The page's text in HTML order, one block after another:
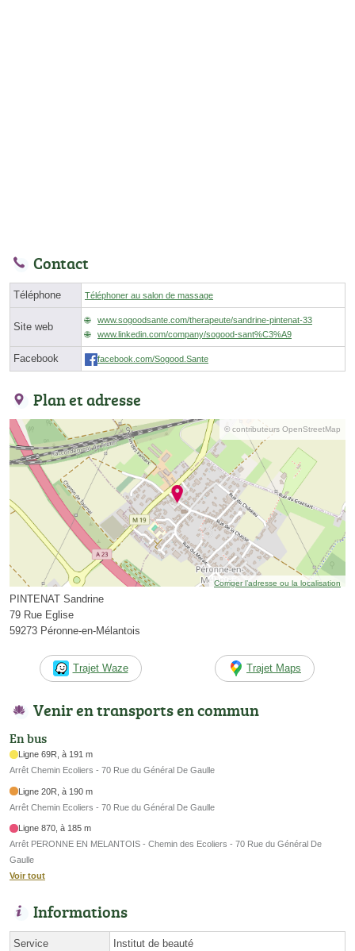
Contact
Téléphone Téléphoner au salon de massage
Site web
www.sogoodsante.com/therapeute/sandrine-pintenat-33
www.linkedin.com/company/sogood-sant%C3%A9
Facebook facebook.com/Sogood.Sante
Plan et adresse
© contributeurs OpenStreetMap
Corriger l’adresse ou la localisation
PINTENAT Sandrine
79 Rue Eglise
59273 Péronne-en-Mélantois
Trajet Waze Trajet Maps
Venir en transports en commun
En bus
Ligne 69R, à 191 m
Arrêt Chemin Ecoliers - 70 Rue du Général De Gaulle
Ligne 20R, à 190 m
Arrêt Chemin Ecoliers - 70 Rue du Général De Gaulle
Ligne 870, à 185 m
Arrêt PERONNE EN MELANTOIS - Chemin des Ecoliers - 70 Rue du Général De
Gaulle
Voir tout
Informations
Service Institut de beauté